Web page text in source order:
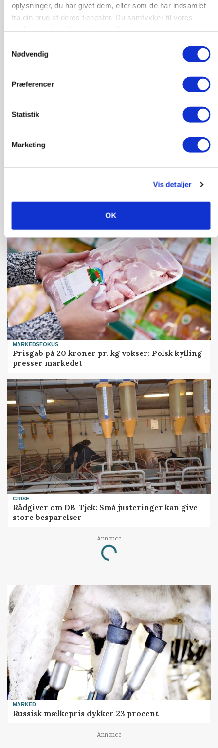
oplysninger, du har givet dem, eller som de har indsamlet
fra din brug af deres tjenester. Du samtykker til vores
Nødvendig
Præferencer
Statistik
Marketing
Vis detaljer
OK
Ejer eller medejer? Nyt tv-format udfordrer
MARKEDSFOKUS
Prisgab på 20 kroner pr. kg vokser: Polsk kylling
presser markedet
GRISE
Rådgiver om DB-Tjek: Små justeringer kan give
store besparelser
Annonce
Loading...
MARKED
Russisk mælkepris dykker 23 procent
Annonce